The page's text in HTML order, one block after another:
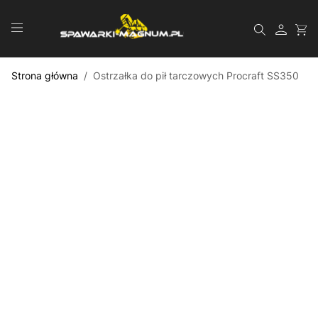
Szukaj
Strona główna / Ostrzałka do pił tarczowych Procraft SS350